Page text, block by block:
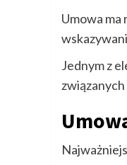
Umowa
Jednym z